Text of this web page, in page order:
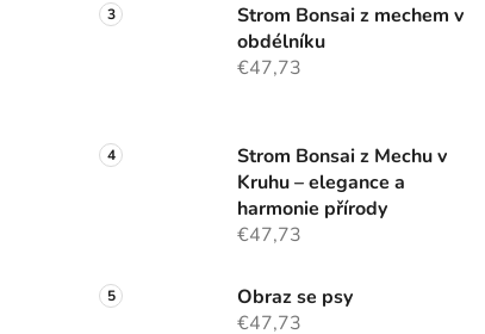
Strom Bonsai z mechem v
obdélníku
€47,73
Strom Bonsai z Mechu v
Kruhu – elegance a
harmonie přírody
€47,73
Obraz se psy
€47,73